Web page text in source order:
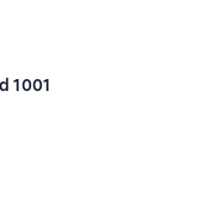
1001
основе 0 оценок